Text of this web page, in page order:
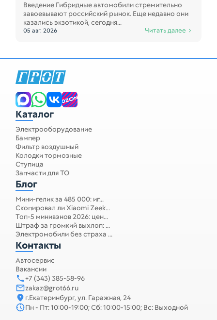
Введение Гибридные автомобили стремительно
завоевывают российский рынок. Еще недавно они
казались экзотикой, сегодня...
05 авг. 2026 Читать далее
Каталог
Электрооборудование
Бампер
Фильтр воздушный
Колодки тормозные
Ступица
Запчасти для ТО
Блог
Мини-гелик за 485 000: иг...
Скопировал ли Xiaomi Zeek...
Топ-5 минивэнов 2026: цен...
Штраф за громкий выхлоп: ...
Электромобили без страха ...
Контакты
Автосервис
Вакансии
+7 (343) 385-58-96
zakaz@grot66.ru
г.Екатеринбург, ул. Гаражная, 24
Пн - Пт: 10:00-19:00; Сб: 10:00-15:00; Вс: Выходной